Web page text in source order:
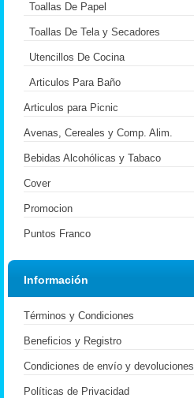
Toallas De Papel
Toallas De Tela y Secadores
Utencillos De Cocina
Articulos Para Baño
Articulos para Picnic
Avenas, Cereales y Comp. Alim.
Bebidas Alcohólicas y Tabaco
Cover
Promocion
Puntos Franco
Información
Términos y Condiciones
Beneficios y Registro
Condiciones de envío y devoluciones
Políticas de Privacidad